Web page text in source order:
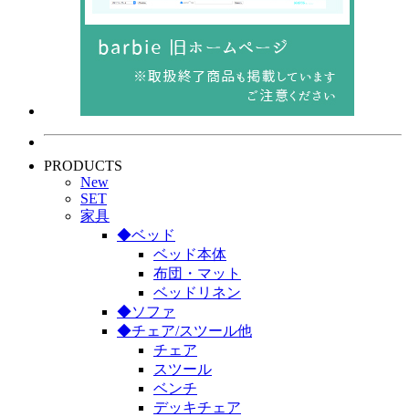
PRODUCTS
New
SET
家具
◆ベッド
ベッド本体
布団・マット
ベッドリネン
◆ソファ
◆チェア/スツール他
チェア
スツール
ベンチ
デッキチェア